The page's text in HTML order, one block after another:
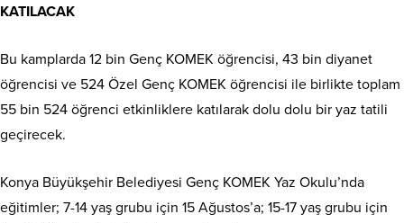
KATILACAK
Bu kamplarda 12 bin Genç KOMEK öğrencisi, 43 bin diyanet
öğrencisi ve 524 Özel Genç KOMEK öğrencisi ile birlikte toplam
55 bin 524 öğrenci etkinliklere katılarak dolu dolu bir yaz tatili
geçirecek.
Konya Büyükşehir Belediyesi Genç KOMEK Yaz Okulu’nda
eğitimler; 7-14 yaş grubu için 15 Ağustos’a; 15-17 yaş grubu için